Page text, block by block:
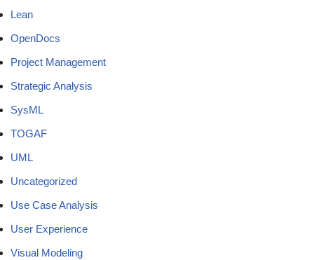
Lean
OpenDocs
Project Management
Strategic Analysis
SysML
TOGAF
UML
Uncategorized
Use Case Analysis
User Experience
Visual Modeling